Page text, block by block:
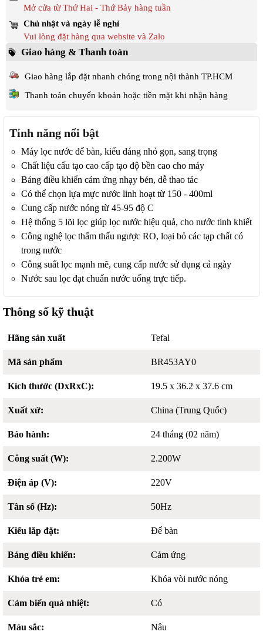
Mở cửa từ Thứ Hai - Thứ Bảy hàng tuần
Chủ nhật và ngày lễ nghỉ
Vui lòng đặt hàng qua website và Zalo
Giao hàng & Thanh toán
Giao hàng lắp đặt nhanh chóng trong nội thành TP.HCM
Thanh toán chuyển khoản hoặc tiền mặt khi nhận hàng
Tính năng nổi bật
Máy lọc nước để bàn, kiểu dáng nhỏ gọn, sang trọng
Chất liệu cấu tạo cao cấp tạo độ bền cao cho máy
Bảng điều khiển cảm ứng nhạy bén, dễ thao tác
Có thể chọn lựa mực nước linh hoạt từ 150 - 400ml
Cung cấp nước nóng từ 45-95 độ C
Hệ thống 5 lõi lọc giúp lọc nước hiệu quả, cho nước tinh khiết
Công nghệ lọc thẩm thấu ngược RO, loại bỏ các tạp chất có
trong nước
Công suất lọc mạnh mẽ, cung cấp nước sử dụng cả ngày
Nước sau lọc đạt chuẩn nước uống trực tiếp.
Thông số kỹ thuật
Hãng sản xuất Tefal
Mã sản phẩm BR453AY0
Kích thước (DxRxC): 19.5 x 36.2 x 37.6 cm
Xuất xứ: China (Trung Quốc)
Bảo hành: 24 tháng (02 năm)
Công suất (W): 2.200W
Điện áp (V): 220V
Tần số (Hz): 50Hz
Kiểu lắp đặt: Để bàn
Bảng điều khiển: Cảm ứng
Khóa trẻ em: Khóa vòi nước nóng
Cảm biến quá nhiệt: Có
Màu sắc: Nâu